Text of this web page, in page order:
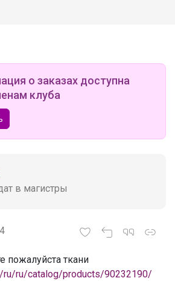
о заказах доступна
клуба
в магистры
пожалуйста ткани
ru/ru/catalog/products/90232190/